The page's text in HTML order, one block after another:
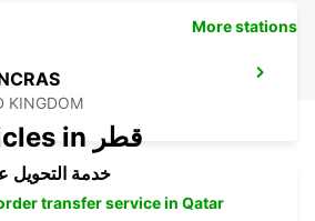
KINGDOM
More stations
Our Blog articles in قطر
خدمة التحويل
transfer service in Qatar